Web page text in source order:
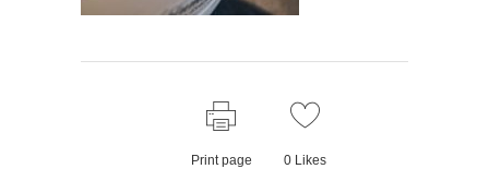
Print page 0Likes